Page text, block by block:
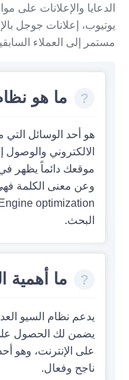
الدعايا والإعلانات على
يوتيوب، إعلانات جوجل
مستمر إلى العملاء
ما هو
هو أحد الوسائل التي
الالكتروني
موقعك دائماً يظهر
وعن معنى الكلمة
optimization
البحث.
ما أهمية
يدعم نظام السيو
يضمن لك الحصول
على الإنترنت، وهو
ناجح وفعال.